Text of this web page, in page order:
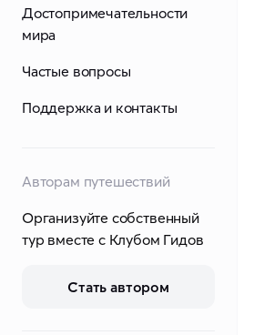
Достопримечательности
мира
Частые вопросы
Поддержка и контакты
Авторам путешествий
Организуйте собственный
тур вместе с Клубом Гидов
Стать автором